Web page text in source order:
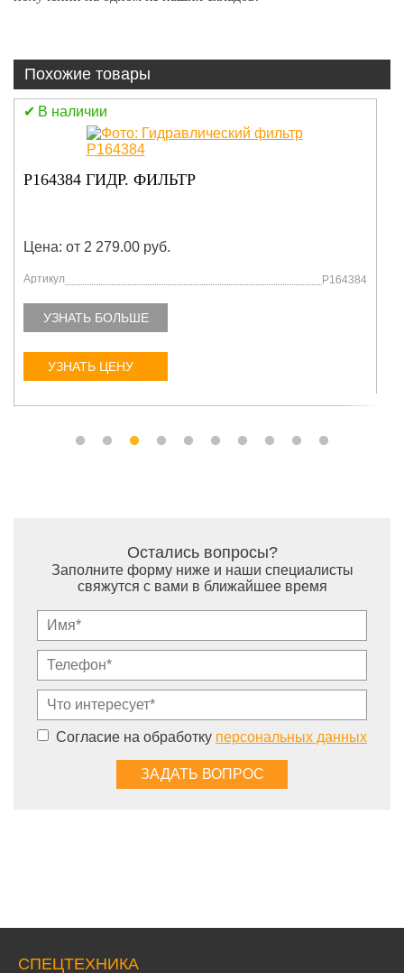
Похожие товары
В наличии
P164384 ГИДР. ФИЛЬТР
Цена: от 2 279.00 руб.
Артикул P164384
УЗНАТЬ БОЛЬШЕ
УЗНАТЬ ЦЕНУ
Остались вопросы?
Заполните форму ниже и наши специалисты
свяжутся с вами в ближайшее время
Согласие на обработку персональных данных
СПЕЦТЕХНИКА